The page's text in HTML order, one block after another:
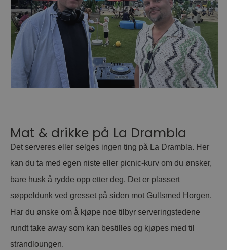
Mat & drikke på La Drambla
Det serveres eller selges ingen ting på La Drambla. Her
kan du ta med egen niste eller picnic-kurv om du ønsker,
bare husk å rydde opp etter deg. Det er plassert
søppeldunk ved gresset på siden mot Gullsmed Horgen.
Har du ønske om å kjøpe noe tilbyr serveringstedene
rundt take away som kan bestilles og kjøpes med til
strandloungen.